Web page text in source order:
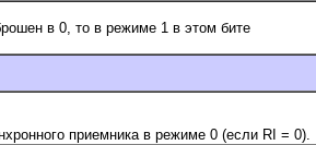
в 0, то в режиме 1 в этом бите
приемника в режиме 0 (если RI = 0).